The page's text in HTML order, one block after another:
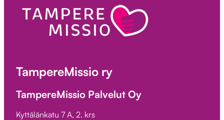
TampereMissio ry
TampereMissio Palvelut Oy
Kyttälänkatu 7 A, 2. krs